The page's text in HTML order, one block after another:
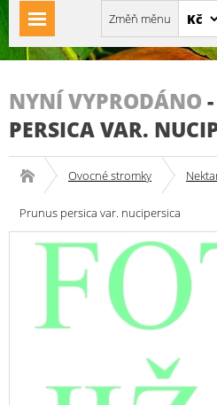
NYNÍ VYPRODÁNO -
PERSICA VAR.
Ovocné stromky
Prunus persica var. nucipersica